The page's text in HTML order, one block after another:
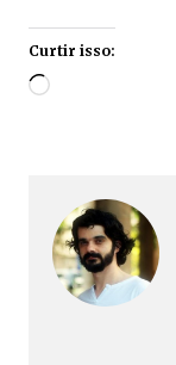
Curtir isso:
Carregando...